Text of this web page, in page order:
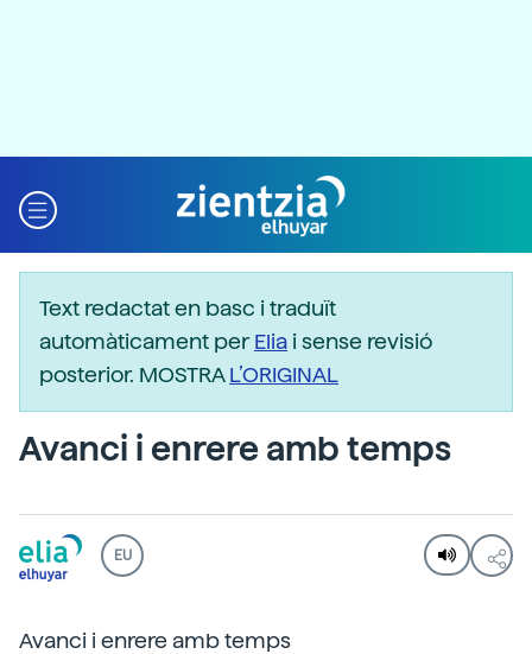
Text redactat en basc i traduït
automàticament perElia i sense revisió
posterior. MOSTRAL’ORIGINAL
Avanci i enrere amb temps
EU
Avanci i enrere amb temps